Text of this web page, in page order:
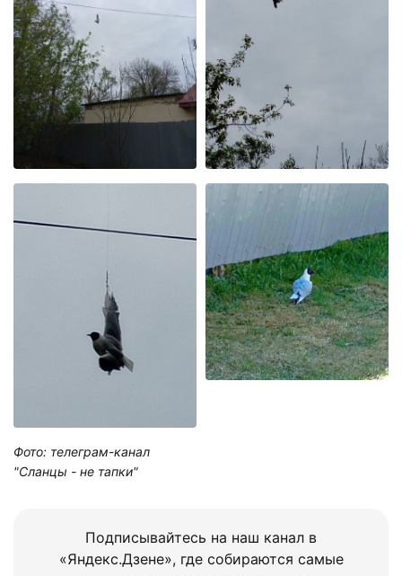
Фото: телеграм-канал
"Сланцы - не тапки"
Подписывайтесь на наш канал в
«Яндекс.Дзене», где собираются самые